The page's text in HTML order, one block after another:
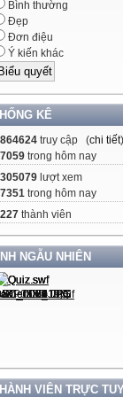
Bình thường
Đẹp
Đơn điệu
Ý kiến khác
KÊ
truy cập (chi tiết)
trong hôm nay
lượt xem
trong hôm nay
thành viên
NGẪU NHIÊN
VIÊN TRỰC